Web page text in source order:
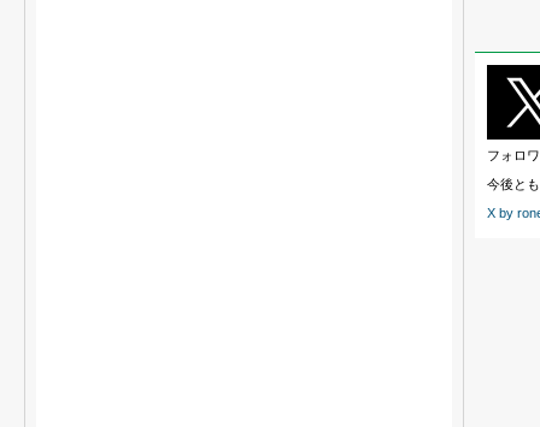
歯科における認知症を含む高齢者への在宅医療・介護連携
フォロ
今後と
X by